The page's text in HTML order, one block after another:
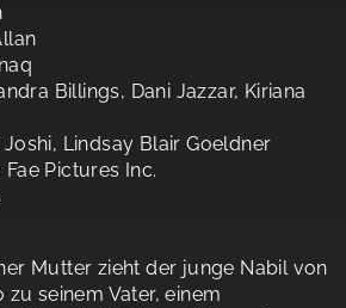
Billings, Dani Jazzar, Kiriana
Joshi, Lindsay Blair Goeldner
Fae Pictures Inc.
Mutter zieht der junge Nabil von
zu seinem Vater, einem